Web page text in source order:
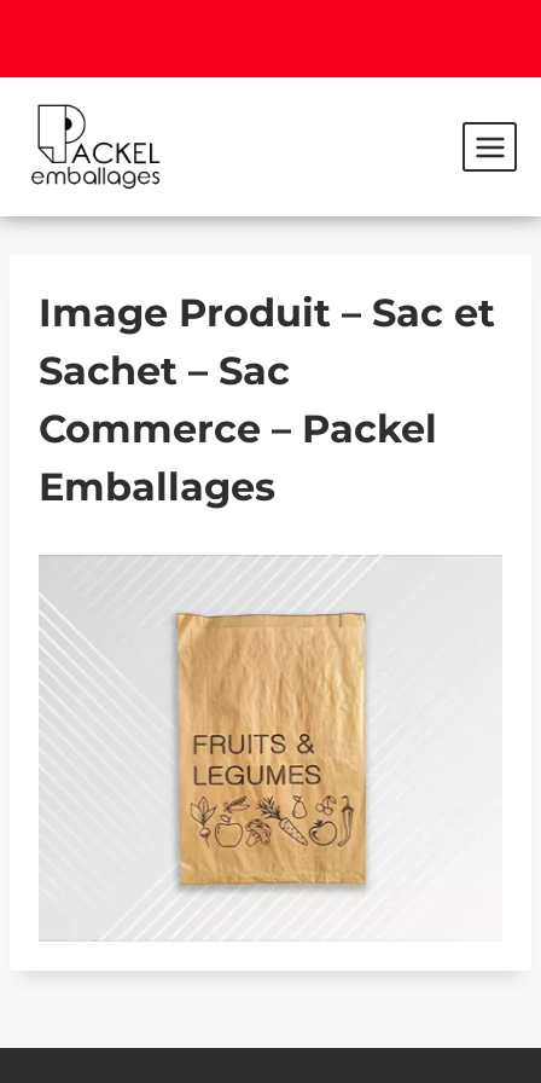
Image Produit – Sac et
Sachet – Sac
Commerce – Packel
Emballages